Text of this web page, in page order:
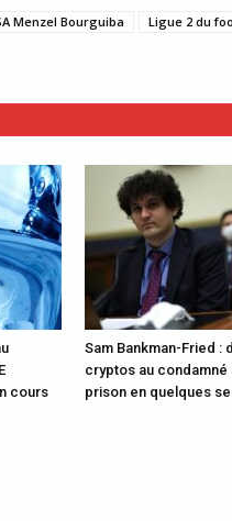
Menzel Bourguiba Ligue 2 du
cours
Sam Bankman-Fried :
cryptos au condamné
prison en quelques